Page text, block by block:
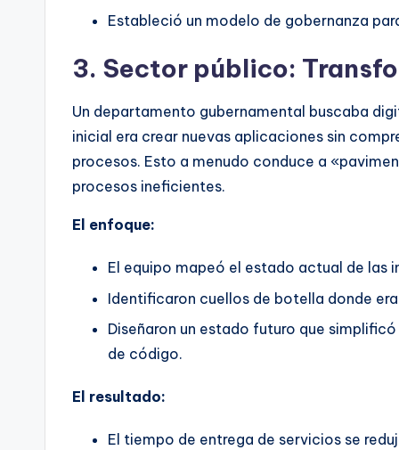
Estableció un modelo de gobernanza
3. Sector público:
Un departamento gubernamental buscaba
inicial era crear nuevas aplicaciones sin
procesos. Esto a menudo conduce a
procesos ineficientes.
El enfoque:
El equipo mapeó el estado actual de las
Identificaron cuellos de botella donde
Diseñaron un estado futuro que
de código.
El resultado:
El tiempo de entrega de servicios se